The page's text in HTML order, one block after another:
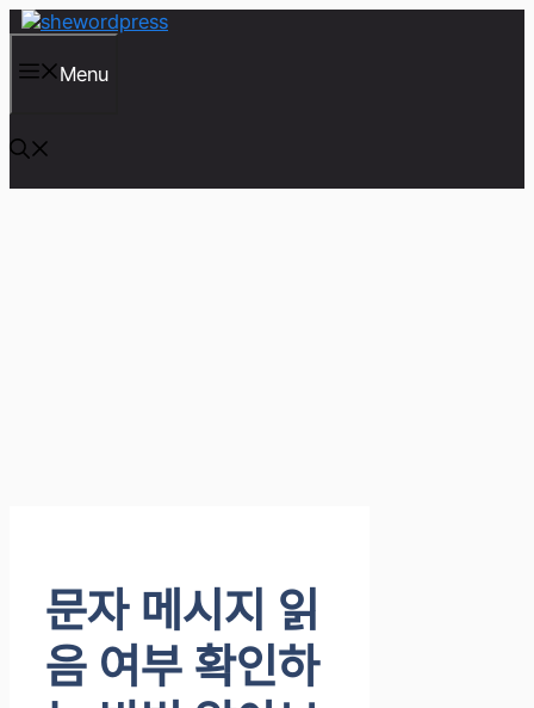
컨
츠
건
너
뛰
기
Menu
문자 메시지 읽
음 여부 확인하